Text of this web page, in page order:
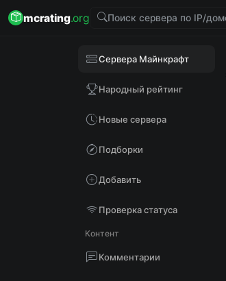
mcrating.org
Сервера Майнкрафт
Народный рейтинг
Новые сервера
Подборки
Добавить
Проверка статуса
Контент
Комментарии